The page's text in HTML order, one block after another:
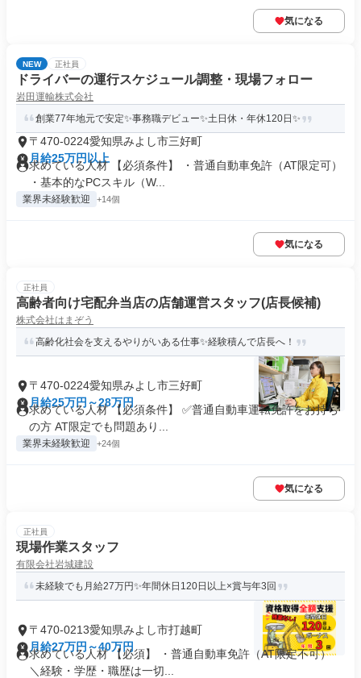
気になる
NEW 正社員
ドライバーの運行スケジュール調整・現場フォロー
岩田運輸株式会社
創業77年地元で安定✨事務職デビュー✨土日休・年休120日✨
〒470-0224愛知県みよし市三好町
月給25万円以上
求めている人材 【必須条件】 ・普通自動車免許（AT限定可）
・基本的なPCスキル（W...
業界未経験歓迎 +14個
気になる
正社員
高齢者向け宅配弁当店の店舗運営スタッフ(店長候補)
株式会社はまぞう
高齢化社会を支えるやりがいある仕事✨経験積んで店長へ！
〒470-0224愛知県みよし市三好町
月給25万円～28万円
求めている人材 【必須条件】 ✅普通自動車運転免許をお持ち
の方 AT限定でも問題あり...
業界未経験歓迎 +24個
気になる
正社員
現場作業スタッフ
有限会社岩城建設
未経験でも月給27万円✨年間休日120日以上×賞与年3回
〒470-0213愛知県みよし市打越町
月給27万円～40万円
求めている人材 【必須】 ・普通自動車免許（AT限定不可）
＼経験・学歴・職歴は一切...